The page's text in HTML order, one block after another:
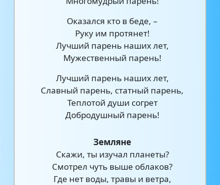
Оказался кто в беде, –
Руку им протянет!
Лучший парень наших лет,
Мужественный парень!
Лучший парень наших лет,
Славный парень, статный парень,
Теплотой души согрет
Добродушный парень!
Земляне
Скажи, ты изучал планеты?
Смотрел чуть выше облаков?
Где нет воды, травы и ветра,